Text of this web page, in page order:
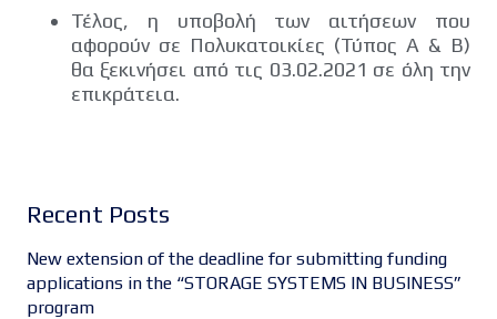
Recent Posts
New extension of the deadline for submitting funding
applications in the “STORAGE SYSTEMS IN BUSINESS”
program
Τέλος, η υποβολή των αιτήσεων που
αφορούν σε Πολυκατοικίες (Τύπος Α & Β)
θα ξεκινήσει από τις 03.02.2021 σε όλη την
επικράτεια.